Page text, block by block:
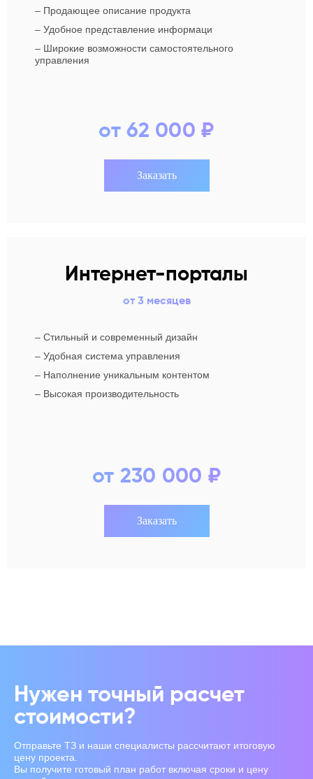
– Продающее описание продукта
– Удобное представление информаци
– Широкие возможности самостоятельного
управления
от 62 000 ₽
Заказать
Интернет-порталы
от 3 месяцев
– Стильный и современный дизайн
– Удобная система управления
– Наполнение уникальным контентом
– Высокая производительность
от 230 000 ₽
Заказать
Нужен точный расчет
стоимости?
Отправьте ТЗ и наши специалисты рассчитают итоговую
цену проекта.
Вы получите готовый план работ включая сроки и цену